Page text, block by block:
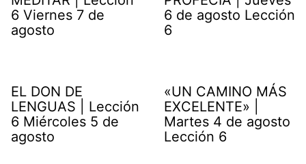
6 Viernes 7 de
agosto
6 de agosto Lección
6
EL DON DE
LENGUAS | Lección
6 Miércoles 5 de
agosto
«UN CAMINO MÁS
EXCELENTE» |
Martes 4 de agosto
Lección 6